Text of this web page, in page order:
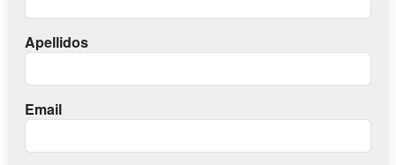
Apellidos
Email